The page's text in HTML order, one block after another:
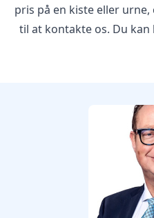
pris på en kiste eller
til at kontakte os. Du